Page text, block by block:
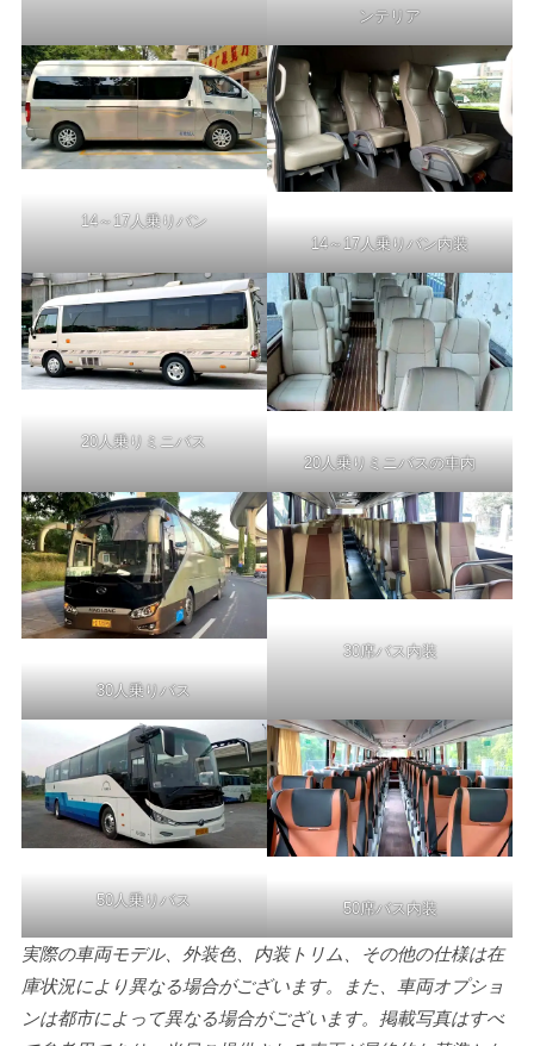
ンテリア
14～17人乗りバン
14～17人乗りバン内装
20人乗りミニバス
20人乗りミニバスの車内
30人乗りバス
30席バス内装
50人乗りバス 50席バス内装
実際の車両モデル、外装色、内装トリム、その他の仕様は在
庫状況により異なる場合がございます。また、車両オプショ
ンは都市によって異なる場合がございます。掲載写真はすべ